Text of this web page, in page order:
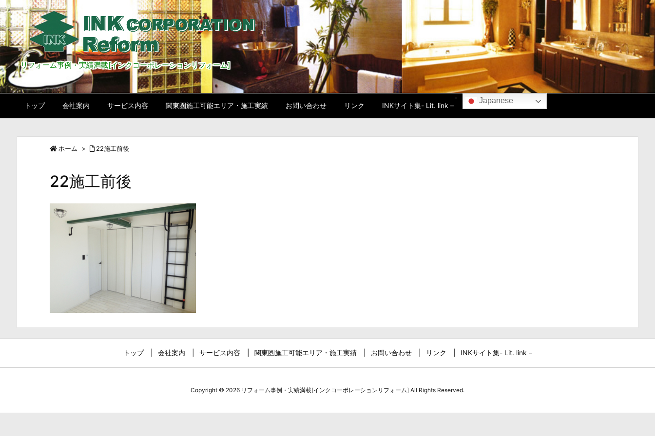
リフォーム事例・実績満載[インクコーポレーションリフォーム]
トップ 会社案内 サービス内容 関東圏施工可能エリア・施工実績 お問い合わせ リンク INKサイト集- Lit. link –
Japanese
ホーム > 22施工前後
22施工前後
トップ 会社案内 サービス内容 関東圏施工可能エリア・施工実績 お問い合わせ リンク INKサイト集- Lit. link –
Copyright © 2026 リフォーム事例・実績満載[インクコーポレーションリフォーム] All Rights Reserved.